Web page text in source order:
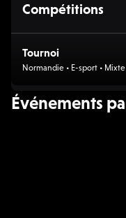
Compétitions
Tournoi
Normandie • E-sport • Mixte
Événements